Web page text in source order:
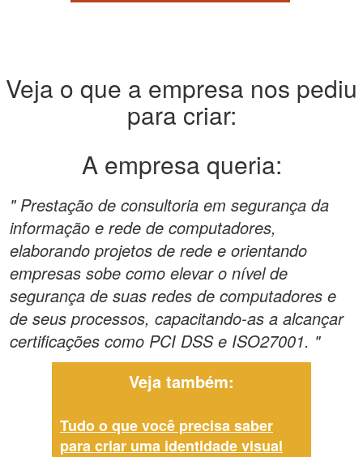
Veja o que a empresa nos pediu
para criar:
A empresa queria:
" Prestação de consultoria em segurança da
informação e rede de computadores,
elaborando projetos de rede e orientando
empresas sobe como elevar o nível de
segurança de suas redes de computadores e
de seus processos, capacitando-as a alcançar
certificações como PCI DSS e ISO27001. "
Veja também:
Tudo o que você precisa saber
para criar uma identidade visual